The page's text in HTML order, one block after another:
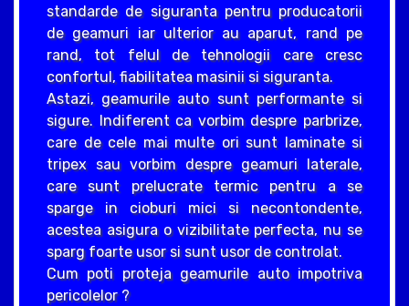
standarde de siguranta pentru producatorii
de geamuri iar ulterior au aparut, rand pe
rand, tot felul de tehnologii care cresc
confortul, fiabilitatea masinii si siguranta.
Astazi, geamurile auto sunt performante si
sigure. Indiferent ca vorbim despre parbrize,
care de cele mai multe ori sunt laminate si
tripex sau vorbim despre geamuri laterale,
care sunt prelucrate termic pentru a se
sparge in cioburi mici si necontondente,
acestea asigura o vizibilitate perfecta, nu se
sparg foarte usor si sunt usor de controlat.
Cum poti proteja geamurile auto impotriva
pericolelor ?